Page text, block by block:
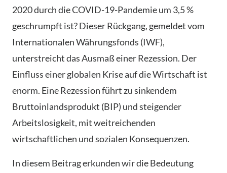
2020 durch die COVID-19-Pandemie um 3,5 %
geschrumpft ist? Dieser Rückgang, gemeldet vom
Internationalen Währungsfonds (IWF),
unterstreicht das Ausmaß einer Rezession. Der
Einfluss einer globalen Krise auf die Wirtschaft ist
enorm. Eine Rezession führt zu sinkendem
Bruttoinlandsprodukt (BIP) und steigender
Arbeitslosigkeit, mit weitreichenden
wirtschaftlichen und sozialen Konsequenzen.
In diesem Beitrag erkunden wir die Bedeutung